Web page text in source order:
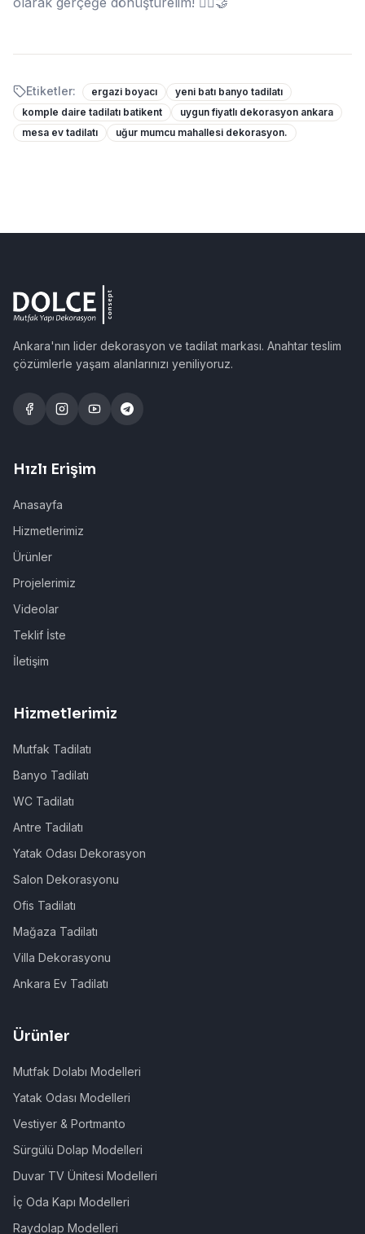
Etiketler: ergazi boyacı
yeni batı banyo tadilatı
komple daire tadilatı batikent
uygun fiyatlı dekorasyon ankara
mesa ev tadilatı
uğur mumcu mahallesi dekorasyon.
Ankara'nın lider dekorasyon ve tadilat markası. Anahtar teslim
çözümlerle yaşam alanlarınızı yeniliyoruz.
Hızlı Erişim
Anasayfa
Hizmetlerimiz
Ürünler
Projelerimiz
Videolar
Teklif İste
İletişim
Hizmetlerimiz
Mutfak Tadilatı
Banyo Tadilatı
WC Tadilatı
Antre Tadilatı
Yatak Odası Dekorasyon
Salon Dekorasyonu
Ofis Tadilatı
Mağaza Tadilatı
Villa Dekorasyonu
Ankara Ev Tadilatı
Ürünler
Mutfak Dolabı Modelleri
Yatak Odası Modelleri
Vestiyer & Portmanto
Sürgülü Dolap Modelleri
Duvar TV Ünitesi Modelleri
İç Oda Kapı Modelleri
Raydolap Modelleri